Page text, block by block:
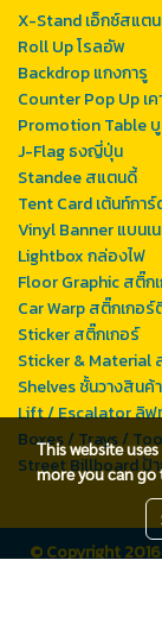
X-Stand เอ็กซ์สแต
Roll Up โรลอัพ
Backdrop แกงการู
Counter Pop Up เค
Promotion Table
J-Flag ธงญี่ปุ่น
Standee สแตนดี้
Tent Card เต้นท์การ์
Vinyl Banner แบนเ
Lightbox กล่องไฟ
Floor Graphic สติ๊ก
Car Warp สติ๊กเกอ
Sticker สติ๊กเกอร์
Sticker & Material
Shelves ชั้นวางสินค้า
Lift / Escalator ลิฟ
Boxes / Trays /
Street Billboard ป้
© Copyright
This website
more you can